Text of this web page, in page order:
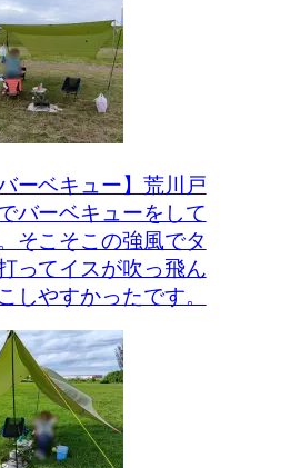
ーベキュー】荒川戸
バーベキューをして
そこそこの強風でタ
ってイスが吹っ飛ん
しやすかったです。